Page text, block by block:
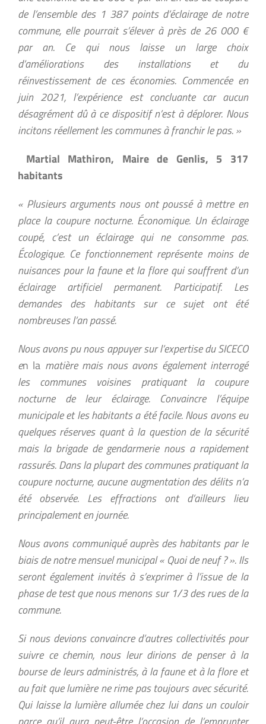
de l’ensemble des 1 387 points d’éclairage de notre
commune, elle pourrait s’élever à près de 26 000 €
par an. Ce qui nous laisse un large choix
d’améliorations des installations et du
réinvestissement de ces économies. Commencée en
juin 2021, l’expérience est concluante car aucun
désagrément dû à ce dispositif n’est à déplorer. Nous
incitons réellement les communes à franchir le pas. »
Martial Mathiron, Maire de Genlis, 5 317
habitants
« Plusieurs arguments nous ont poussé à mettre en
place la coupure nocturne. Économique. Un éclairage
coupé, c’est un éclairage qui ne consomme pas.
Écologique. Ce fonctionnement représente moins de
nuisances pour la faune et la flore qui souffrent d’un
éclairage artificiel permanent. Participatif. Les
demandes des habitants sur ce sujet ont été
nombreuses l’an passé.
Nous avons pu nous appuyer sur l’expertise du SICECO
en la matière mais nous avons également interrogé
les communes voisines pratiquant la coupure
nocturne de leur éclairage. Convaincre l’équipe
municipale et les habitants a été facile. Nous avons eu
quelques réserves quant à la question de la sécurité
mais la brigade de gendarmerie nous a rapidement
rassurés. Dans la plupart des communes pratiquant la
coupure nocturne, aucune augmentation des délits n’a
été observée. Les effractions ont d’ailleurs lieu
principalement en journée.
Nous avons communiqué auprès des habitants par le
biais de notre mensuel municipal « Quoi de neuf ? ». Ils
seront également invités à s’exprimer à l’issue de la
phase de test que nous menons sur 1/3 des rues de la
commune.
Si nous devions convaincre d’autres collectivités pour
suivre ce chemin, nous leur dirions de penser à la
bourse de leurs administrés, à la faune et à la flore et
au fait que lumière ne rime pas toujours avec sécurité.
Qui laisse la lumière allumée chez lui dans un couloir